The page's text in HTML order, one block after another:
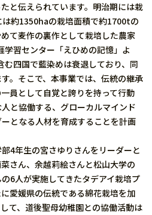
と伝えられています。明治期には栽
約1350haの栽培面積で約1700tの
て麦作の裏作として栽培した農家
習センター「えひめの記憶」よ
む四国で藍染めは衰退しており、同
。そこで、本事業では、伝統の継承
員として自覚と誇りを持って行動
と協働する、グローカルマインド
となる人材を育成することを計画
4年生の宮さゆりさんをリーダーと
さん、余越莉絵さんと松山大学の
6人が実施してきたタデアイ栽培プ
愛媛県の伝統である綿花栽培を加
て、道後聖母幼稚園との協働活動は